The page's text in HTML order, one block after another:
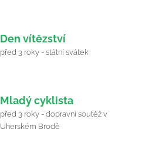
Den vítězství
před 3 roky - státní svátek
Mladý cyklista
před 3 roky - dopravní soutěž v
Uherském Brodě